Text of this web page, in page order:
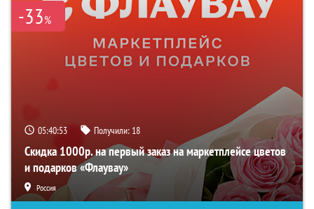
-33%
05:40:52 Получили: 18
Скидка 1000р. на первый заказ на маркетплейсе цветов
и подарков «Флаувау»
Россия